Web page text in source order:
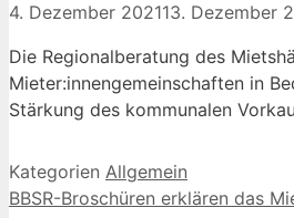
4. Dezember 202113. Dezember
Die Regionalberatung des
Mieter:innengemeinschaften in
Stärkung des kommunalen
Kategorien Allgemein
BBSR-Broschüren erklären das